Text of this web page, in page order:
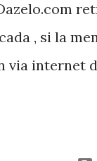
, si la
via internet